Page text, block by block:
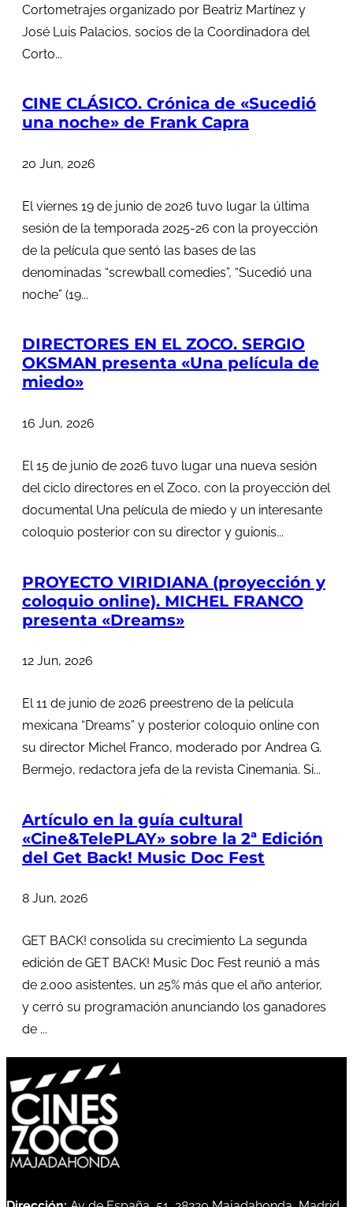
Cortometrajes organizado por Beatriz Martínez y
José Luis Palacios, socios de la Coordinadora del
Corto...
CINE CLÁSICO. Crónica de «Sucedió
una noche» de Frank Capra
20 Jun, 2026
El viernes 19 de junio de 2026 tuvo lugar la última
sesión de la temporada 2025-26 con la proyección
de la película que sentó las bases de las
denominadas “screwball comedies”, “Sucedió una
noche” (19...
DIRECTORES EN EL ZOCO. SERGIO
OKSMAN presenta «Una película de
miedo»
16 Jun, 2026
El 15 de junio de 2026 tuvo lugar una nueva sesión
del ciclo directores en el Zoco, con la proyección del
documental Una película de miedo y un interesante
coloquio posterior con su director y guionis...
PROYECTO VIRIDIANA (proyección y
coloquio online). MICHEL FRANCO
presenta «Dreams»
12 Jun, 2026
El 11 de junio de 2026 preestreno de la película
mexicana “Dreams” y posterior coloquio online con
su director Michel Franco, moderado por Andrea G.
Bermejo, redactora jefa de la revista Cinemania. Si...
Artículo en la guía cultural
«Cine&TelePLAY» sobre la 2ª Edición
del Get Back! Music Doc Fest
8 Jun, 2026
GET BACK! consolida su crecimiento La segunda
edición de GET BACK! Music Doc Fest reunió a más
de 2.000 asistentes, un 25% más que el año anterior,
y cerró su programación anunciando los ganadores
de ...